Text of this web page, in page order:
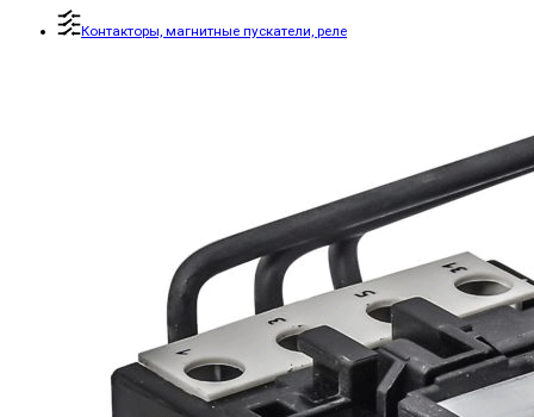
Контакторы, магнитные пускатели, реле